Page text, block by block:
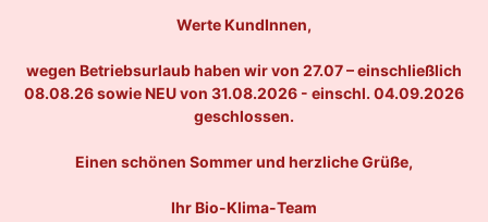
Werte KundInnen,
wegen Betriebsurlaub haben wir von 27.07 – einschließlich
08.08.26 sowie NEU von 31.08.2026 - einschl. 04.09.2026
geschlossen.
Einen schönen Sommer und herzliche Grüße,
Ihr Bio-Klima-Team